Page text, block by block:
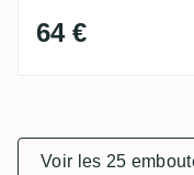
64 €
Voir les 25